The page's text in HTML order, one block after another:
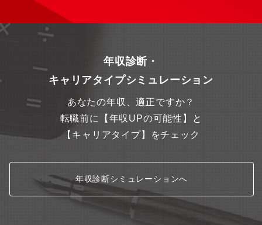
年収診断・
キャリアタイプシミュレーション
あなたの年収、適正ですか？
転職前に【年収UPの可能性】と
【キャリアタイプ】をチェック
年収診断シミュレーションへ